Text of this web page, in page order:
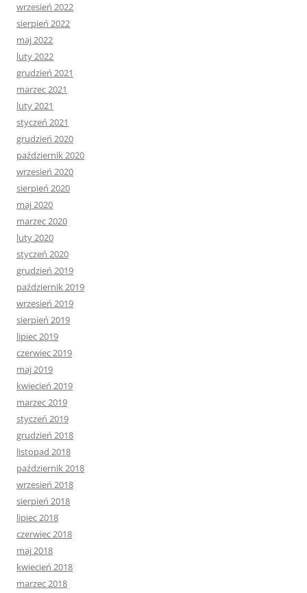
wrzesień 2022
sierpień 2022
maj 2022
luty 2022
grudzień 2021
marzec 2021
luty 2021
styczeń 2021
grudzień 2020
październik 2020
wrzesień 2020
sierpień 2020
maj 2020
marzec 2020
luty 2020
styczeń 2020
grudzień 2019
październik 2019
wrzesień 2019
sierpień 2019
lipiec 2019
czerwiec 2019
maj 2019
kwiecień 2019
marzec 2019
styczeń 2019
grudzień 2018
listopad 2018
październik 2018
wrzesień 2018
sierpień 2018
lipiec 2018
czerwiec 2018
maj 2018
kwiecień 2018
marzec 2018